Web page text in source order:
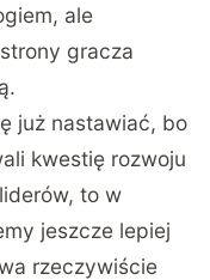
ale
gracza
już nastawiać, bo
kwestię rozwoju
to w
jeszcze lepiej
rzeczywiście